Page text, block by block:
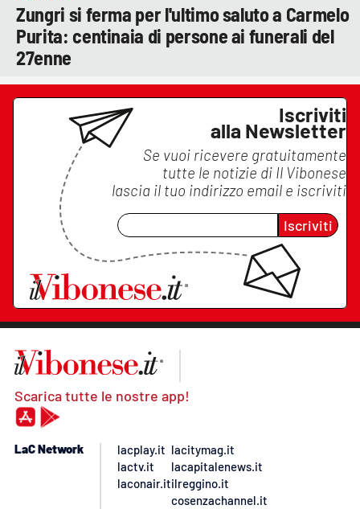
Zungri si ferma per l'ultimo saluto a Carmelo
Purita: centinaia di persone ai funerali del
27enne
Iscriviti
alla Newsletter
Se vuoi ricevere gratuitamente
tutte le notizie di Il Vibonese
lascia il tuo indirizzo email e iscriviti
Iscriviti
Scarica tutte le nostre app!
LaC Network
lacplay.it
lactv.it
laconair.it
lacitymag.it
lacapitalenews.it
ilreggino.it
cosenzachannel.it